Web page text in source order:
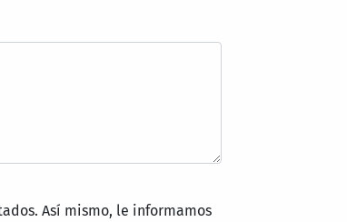
Así mismo, le informamos